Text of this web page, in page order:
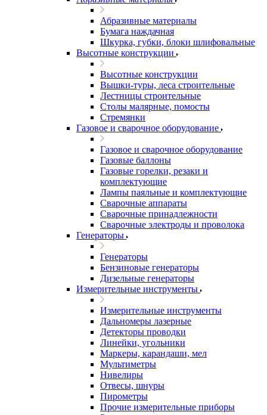
Абразивные материалы
Бумага наждачная
Шкурка, губки, блоки шлифовальные
Высотные конструкции
Высотные конструкции
Вышки-туры, леса строительные
Лестницы строительные
Столы малярные, помосты
Стремянки
Газовое и сварочное оборудование
Газовое и сварочное оборудование
Газовые баллоны
Газовые горелки, резаки и
комплектующие
Лампы паяльные и комплектующие
Сварочные аппараты
Сварочные принадлежности
Сварочные электроды и проволока
Генераторы
Генераторы
Бензиновые генераторы
Дизельные генераторы
Измерительные инструменты
Измерительные инструменты
Дальномеры лазерные
Детекторы проводки
Линейки, угольники
Маркеры, карандаши, мел
Мультиметры
Нивелиры
Отвесы, шнуры
Пирометры
Прочие измерительные приборы